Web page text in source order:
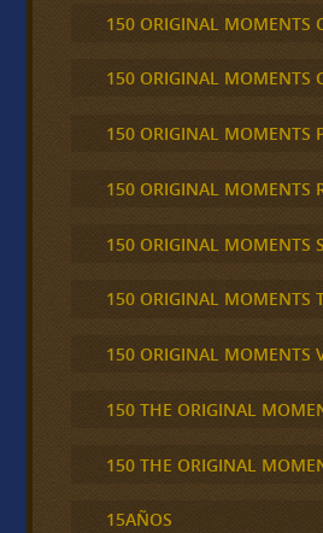
150 ORIGINAL MOMENTS
150 ORIGINAL MOMENTS
150 ORIGINAL MOMENTS
150 ORIGINAL MOMENTS
150 ORIGINAL MOMENTS
150 ORIGINAL MOMENTS
150 ORIGINAL MOMENTS
150 THE ORIGINAL
150 THE ORIGINAL
15AÑOS